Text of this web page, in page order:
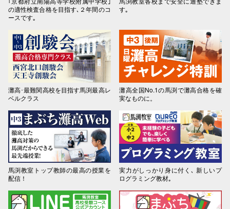
の適性検査合格を目指す､２年間のコ
ースです｡
す｡
灘高･最難関高校を目指す馬渕最高レ
ベルクラス
灘高全国No.1の馬渕で灘高合格を確
実なものに。
馬渕教室トップ教師の最高の授業を
配信！
実力がしっかり身に付く､ 新しいプ
ログラミング教材｡